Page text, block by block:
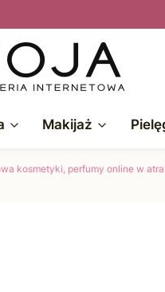
Makijaż
kosmetyki, perfumy online w